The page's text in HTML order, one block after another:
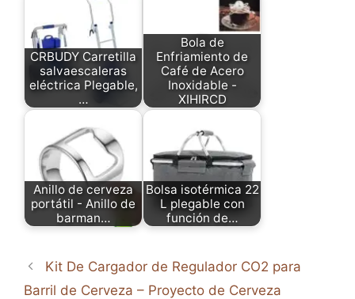
CRBUDY Carretilla
salvaescaleras
eléctrica Plegable,
…
Bola de
Enfriamiento de
Café de Acero
Inoxidable -
XIHIRCD
Anillo de cerveza
portátil - Anillo de
barman…
Bolsa isotérmica 22
L plegable con
función de…
Kit De Cargador de Regulador CO2 para
Barril de Cerveza – Proyecto de Cerveza